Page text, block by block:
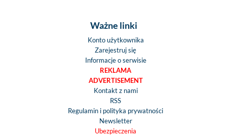
Ważne linki
Konto użytkownika
Zarejestruj się
Informacje o serwisie
REKLAMA
ADVERTISEMENT
Kontakt z nami
RSS
Regulamin i polityka prywatności
Newsletter
Ubezpieczenia